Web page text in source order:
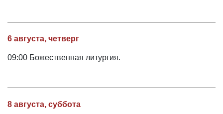
6 августа, четверг
09:00 Божественная литургия.
8 августа, суббота